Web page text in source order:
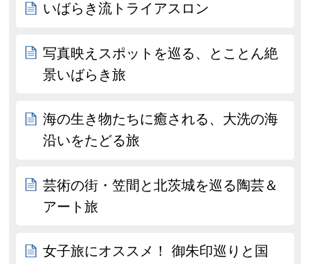
いばらき流トライアスロン
写真映えスポットを巡る、とことん絶
景いばらき旅
海の生き物たちに癒される、大洗の海
沿いをたどる旅
芸術の街・笠間と北茨城を巡る陶芸＆
アート旅
女子旅にオススメ！ 御朱印巡りと国